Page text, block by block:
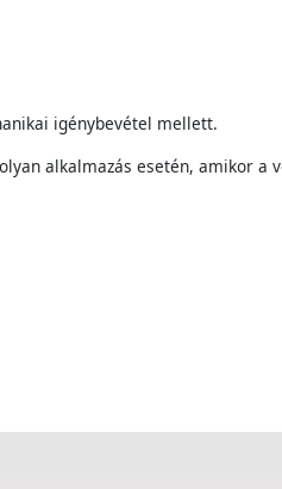
igénybevétel mellett.
alkalmazás esetén, amikor a